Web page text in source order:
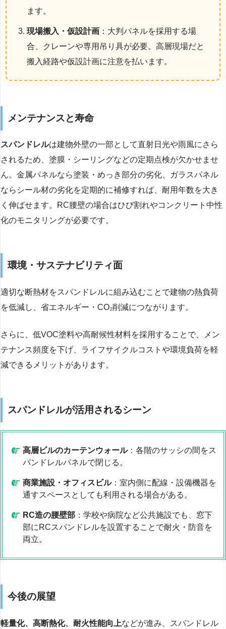
ます。
現場搬入・仮設計画 ：大判パネルを採用する場
合、クレーンや専用吊り具が必要。高層現場だと
搬入経路や仮設計画に注意を払います。
メンテナンスと寿命
スパンドレルは建物外壁の一部として直射日光や雨風にさら
されるため、塗膜・シーリングなどの定期点検が欠かせませ
ん。金属パネルなら塗装・めっき部分の劣化、ガラスパネル
ならシール材の劣化を定期的に補修すれば、耐用年数を大き
く伸ばせます。RC腰壁の場合はひび割れやコンクリート中性
化のモニタリングが必要です。
環境・サステナビリティ面
適切な断熱材をスパンドレルに組み込むことで建物の熱負荷
を低減し、省エネルギー・CO₂削減につながります。
さらに、低VOC塗料や高耐候性材料を採用することで、メン
テナンス頻度を下げ、ライフサイクルコストや環境負荷を軽
減できるメリットがあります。
スパンドレルが活用されるシーン
高層ビルのカーテンウォール：各階のサッシの間をス
パンドレルパネルで閉じる。
商業施設・オフィスビル：室内側に配線・設備機器を
通すスペースとしても利用される場合がある。
RC造の腰壁部 ：学校や病院など公共施設でも、窓下
部にRCスパンドレルを設置することで耐火・防音を
両立。
今後の展望
軽量化、高断熱化、耐火性能向上などが進み、スパンドレル